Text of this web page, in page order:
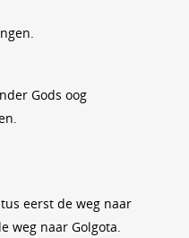
Gods oog
eerst de weg naar
weg naar Golgota.